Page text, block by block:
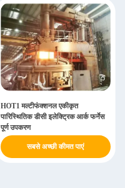
HOT1 मल्टीफंक्शनल एकीकृत
पारिस्थितिक डीसी इलेक्ट्रिक आर्क फर्नेस
पूर्ण उपकरण
सबसे अच्छी कीमत पाएं